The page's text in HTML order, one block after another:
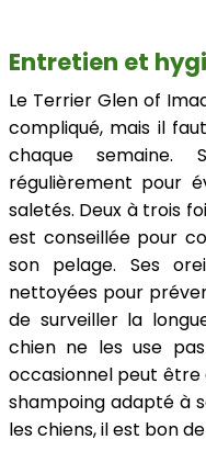
Entretien et
Le Terrier Glen of
compliqué, mais il
chaque
régulièrement pour
saletés. Deux à trois
est conseillée pour
son pelage. Ses
nettoyées pour
de surveiller la
chien ne les use
occasionnel peut être
shampoing adapté à
les chiens, il est bon